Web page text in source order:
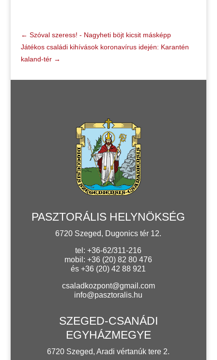
← Szóval szeress! - Nagyheti böjt kicsit másképp
Játékos családi kihívások koronavírus idején: Karantén
kaland-tér→
PASZTORÁLIS HELYNÖKSÉG
6720 Szeged, Dugonics tér 12.
tel: +36-62/311-216
mobil: +36 (20) 82 80 476
és +36 (20) 42 88 921
csaladkozpont@gmail.com
info@pasztoralis.hu
SZEGED-CSANÁDI
EGYHÁZMEGYE
6720 Szeged, Aradi vértanúk tere 2.